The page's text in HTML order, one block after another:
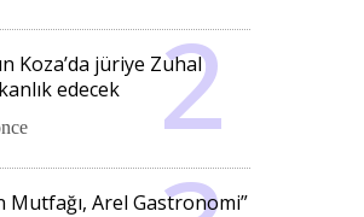
Koza’da jüriye Zuhal
edecek
Mutfağı, Arel Gastronomi”